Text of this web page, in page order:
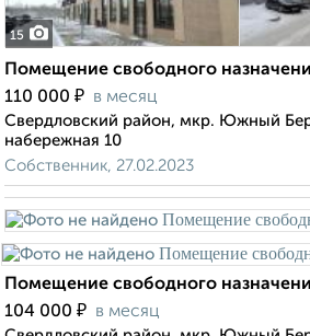
15
Помещение свободного
110 000 ₽ в месяц
Свердловский район, мкр. Южный
набережная 10
Собственник, 27.02.2023
Помещение свободного
104 000 ₽ в месяц